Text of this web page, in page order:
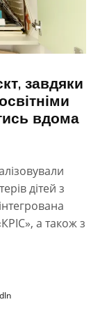
завдяки
вдома
дітей з
а також з